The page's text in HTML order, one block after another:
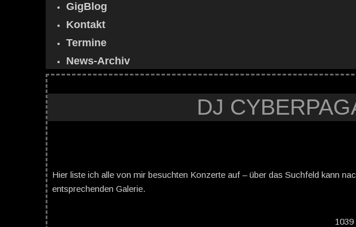
GigBlog
Kontakt
Termine
News-Archiv
DJ
Hier liste ich alle von mir besuchten Konzerte auf – über das Suchfeld kann
entsprechenden Galerie.